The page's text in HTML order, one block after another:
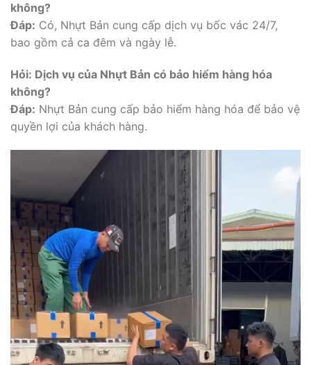
không?
Đáp: Có, Nhựt Bản cung cấp dịch vụ bốc vác 24/7,
bao gồm cả ca đêm và ngày lễ.
Hỏi: Dịch vụ của Nhựt Bản có bảo hiểm hàng hóa
không?
Đáp: Nhựt Bản cung cấp bảo hiểm hàng hóa để bảo vệ
quyền lợi của khách hàng.